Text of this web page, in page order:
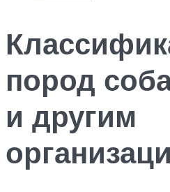
пород
и другим